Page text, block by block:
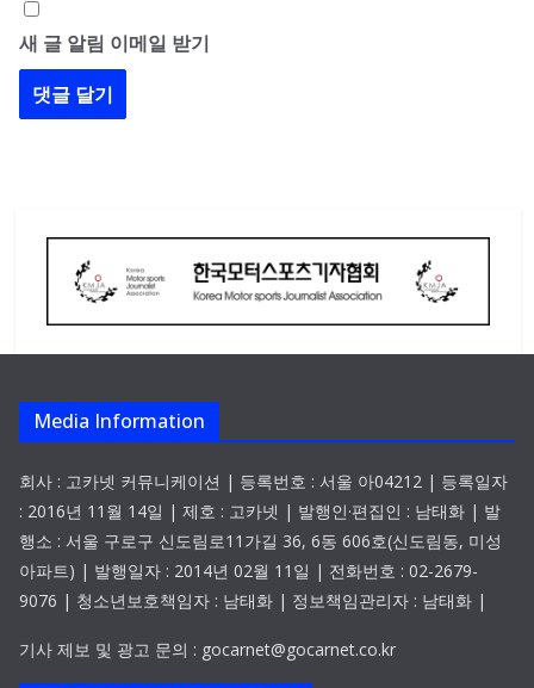
새 글 알림 이메일 받기
Media Information
회사 : 고카넷 커뮤니케이션 | 등록번호 : 서울 아04212 | 등록일자
: 2016년 11월 14일 | 제호 : 고카넷 | 발행인·편집인 : 남태화 | 발
행소 : 서울 구로구 신도림로11가길 36, 6동 606호(신도림동, 미성
아파트) | 발행일자 : 2014년 02월 11일 | 전화번호 : 02-2679-
9076 | 청소년보호책임자 : 남태화 | 정보책임관리자 : 남태화 |
기사 제보 및 광고 문의 : gocarnet@gocarnet.co.kr